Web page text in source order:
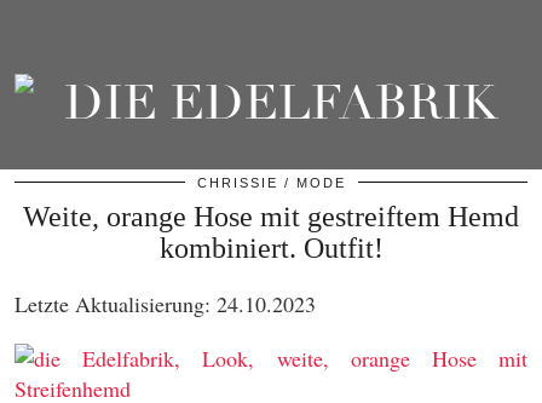
CHRISSIE MODE
Weite, orange Hose mit gestreiftem Hemd
kombiniert. Outfit!
Letzte Aktualisierung: 24.10.2023